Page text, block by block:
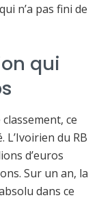
n’a pas fini de
qui
ce
du RB
d’euros
Sur un an, la
dans ce